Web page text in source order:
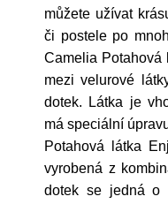
můžete užívat
či postele po
Camelia Potahová
mezi velurové
dotek. Látka je
má speciální
Potahová látka
vyrobená z
dotek se jedná o